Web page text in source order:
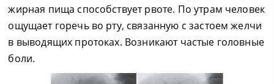
жирная пища способствует рвоте. По утрам человек
ощущает горечь во рту, связанную с застоем желчи
в выводящих протоках. Возникают частые головные
боли.